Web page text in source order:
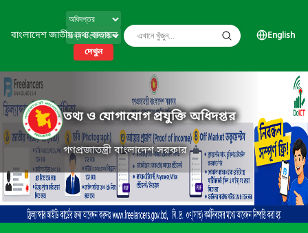
বাংলাদেশ জাতীয় তথ্য বাতায়ন
দেখুন
English
তথ্য ও যোগাযোগ প্রযুক্তি অধিদপ্তর
গণপ্রজাতন্ত্রী বাংলাদেশ সরকার